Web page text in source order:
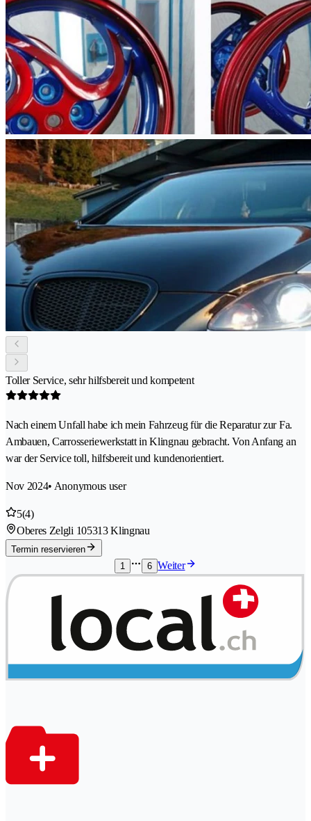
Toller Service, sehr hilfsbereit und kompetent
Nach einem Unfall habe ich mein Fahrzeug für die Reparatur zur Fa.
Ambauen, Carrosseriewerkstatt in Klingnau gebracht. Von Anfang an
war der Service toll, hilfsbereit und kundenorientiert.
Nov 2024• Anonymous user
5(4)
Oberes Zelgli 105313 Klingnau
Termin reservieren
1
6 Weiter